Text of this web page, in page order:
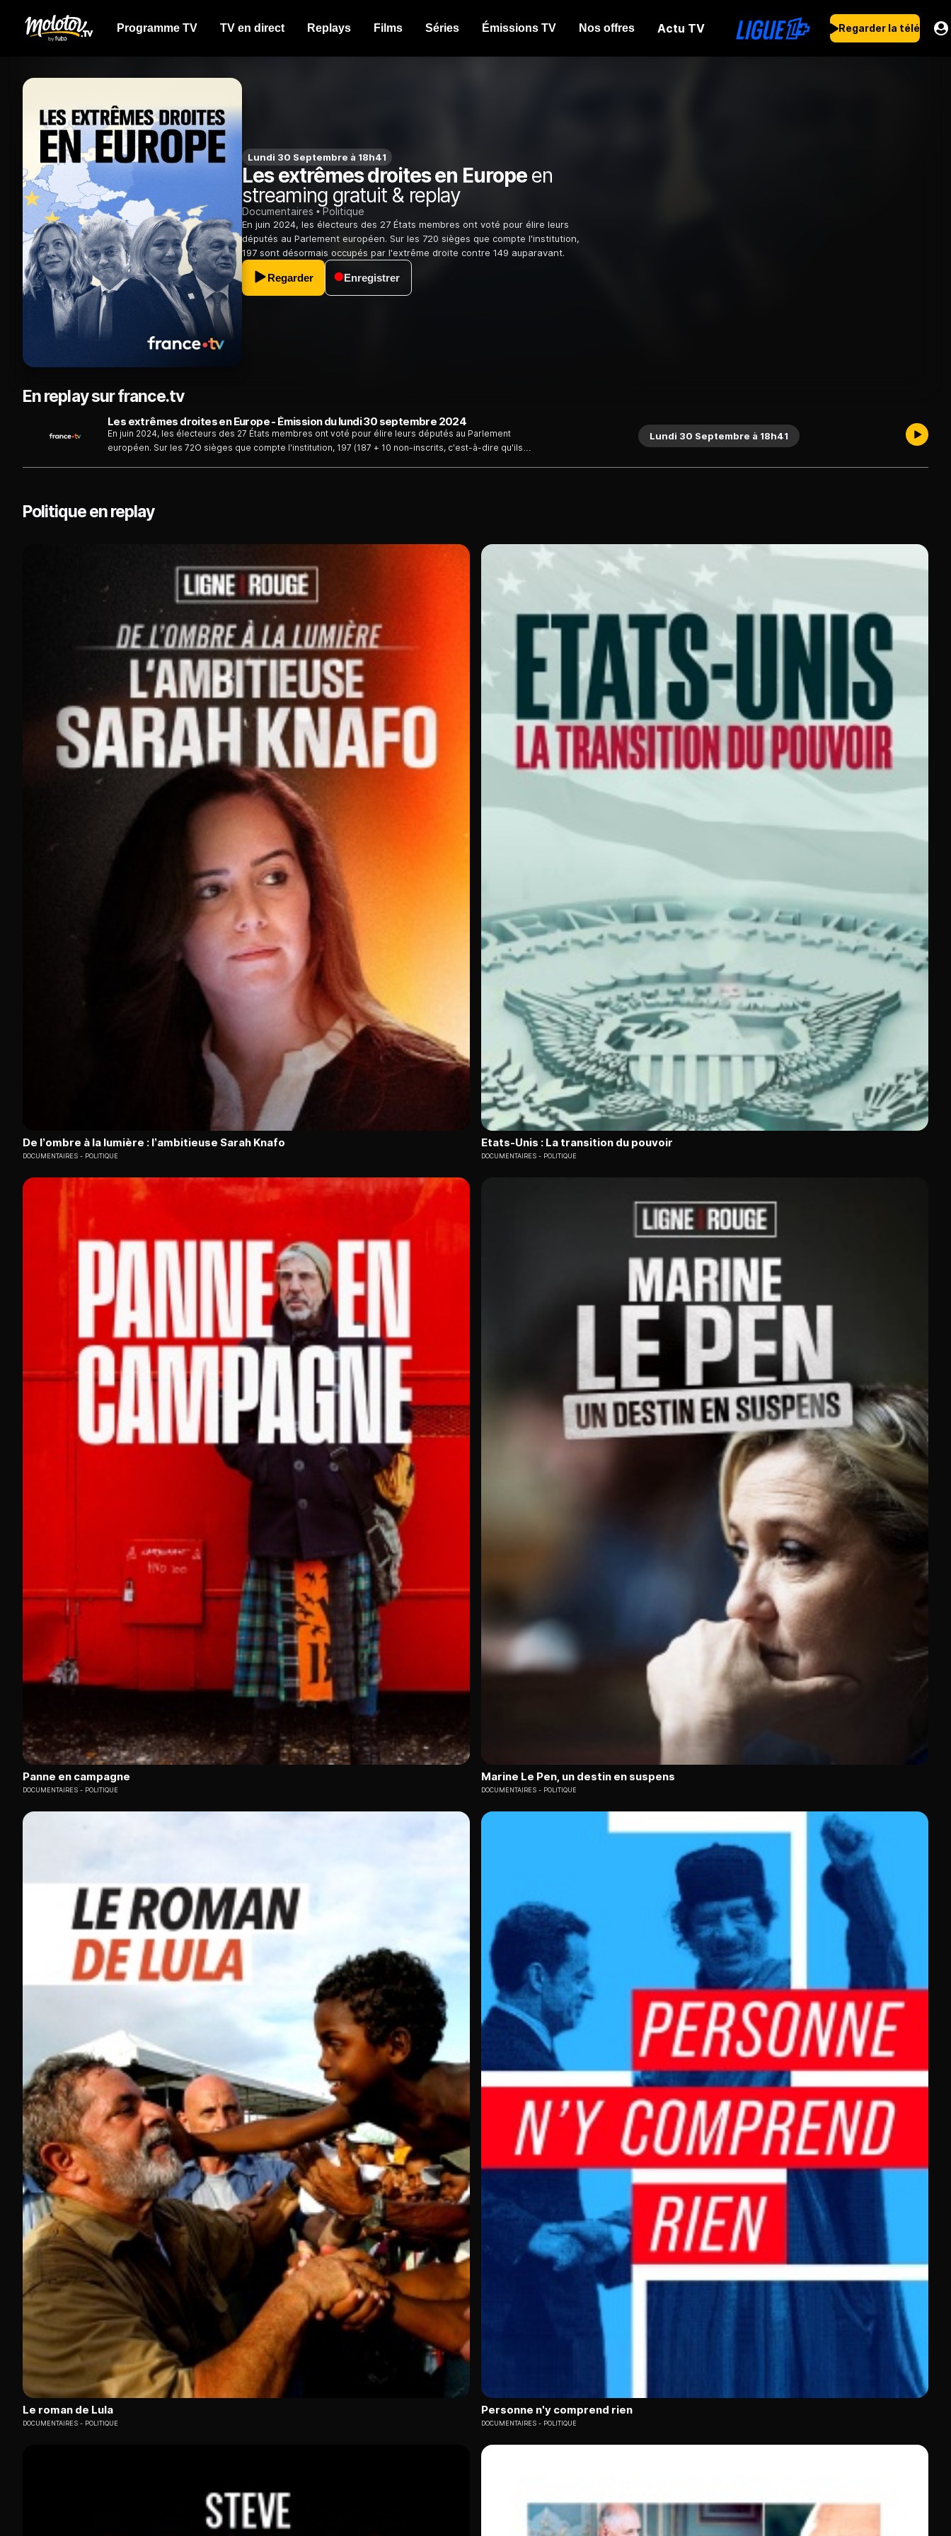
Programme TV TV en direct Replays Films Séries Émissions TV Nos offres Actu TV Regarder la télé
Lundi 30 Septembre à 18h41
Les extrêmes droites en Europeen
streaming gratuit & replay
Documentaires Politique
En juin 2024, les électeurs des 27 États membres ont voté pour élire leurs
députés au Parlement européen. Sur les 720 sièges que compte l'institution,
197 sont désormais occupés par l'extrême droite contre 149 auparavant.
Regarder Enregistrer
En replay sur france.tv
Les extrêmes droites en Europe - Émission du lundi 30 septembre 2024
En juin 2024, les électeurs des 27 États membres ont voté pour élire leurs députés au Parlement
européen. Sur les 72O sièges que compte l'institution, 197 (187 + 10 non-inscrits, c'est-à-dire qu'ils
toutefois largement majoritaire avec 500 sièges, le constat est sans appel : l’extrême droite gagne
des sièges.
Lundi 30 Septembre à 18h41
Politique en replay
De l’ombre à la lumière : l’ambitieuse Sarah Knafo
DOCUMENTAIRES POLITIQUE
Etats-Unis : La transition du pouvoir
DOCUMENTAIRES POLITIQUE
Panne en campagne
DOCUMENTAIRES POLITIQUE
Marine Le Pen, un destin en suspens
DOCUMENTAIRES POLITIQUE
Le roman de Lula
DOCUMENTAIRES POLITIQUE
Personne n'y comprend rien
DOCUMENTAIRES POLITIQUE